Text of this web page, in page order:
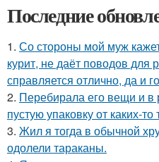
Последние
1. Со стороны мой муж
курит, не даёт поводов для
справляется отлично, да и
2. Перебирала его вещи и в
пустую упаковку от каких-то
3. Жил я тогда в обычной
одолели тараканы.